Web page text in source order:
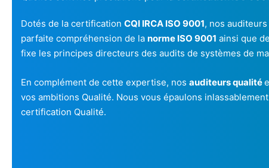
Dotés de la certification CQI IRCA ISO 9001, nos
parfaite compréhension de la norme ISO 9001 ainsi que
fixe les principes directeurs des audits de systèmes de
En complément de cette expertise, nos auditeurs qualité
vos ambitions Qualité. Nous vous épaulons
certification Qualité.